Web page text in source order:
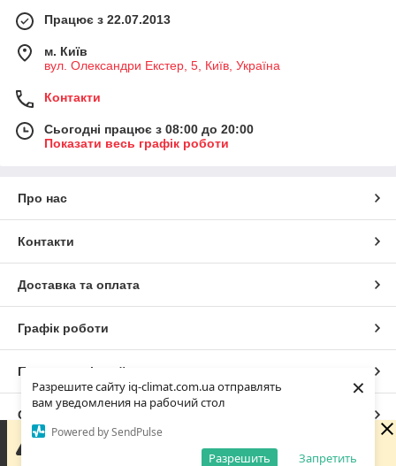
Разрешите сайту iq-climat.com.ua отправлять
вам уведомления на рабочий стол
Powered by SendPulse
Запретить
Разрешить
×
Працює з 22.07.2013
м. Київ
вул. Олександри Екстер, 5, Київ, Україна
Контакти
Сьогодні працює з 08:00 до 20:00
Показати весь графік роботи
Про нас
Контакти
Доставка та оплата
Графік роботи
Повна версія сайту
Сайт створено на маркетплейсі
Політика конфіденційності
Зараз у компанії неробочий час. Замовлення та
повідомлення будуть оброблені з 08:00 найближчого
робочого дня (завтра, 07.08).